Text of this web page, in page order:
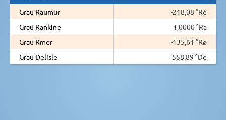
Grau Raumur
-218,08 °Ré
Grau Rankine
1,0000 °Ra
Grau Rmer
-135,61 °Rø
Grau Delisle
558,89 °De